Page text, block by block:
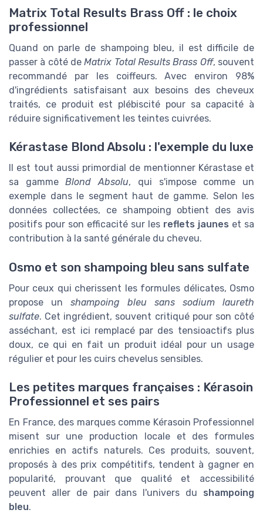
Matrix Total Results Brass Off : le choix
professionnel
Quand on parle de shampoing bleu, il est difficile de
passer à côté deMatrix Total Results Brass Off, souvent
recommandé par les coiffeurs. Avec environ 98%
d'ingrédients satisfaisant aux besoins des cheveux
traités, ce produit est plébiscité pour sa capacité à
réduire significativement les teintes cuivrées.
Kérastase Blond Absolu : l'exemple du luxe
Il est tout aussi primordial de mentionner Kérastase et
sa gammeBlond Absolu, qui s'impose comme un
exemple dans le segment haut de gamme. Selon les
données collectées, ce shampoing obtient des avis
positifs pour son efficacité sur les reflets jaunes et sa
contribution à la santé générale du cheveu.
Osmo et son shampoing bleu sans sulfate
Pour ceux qui cherissent les formules délicates, Osmo
propose un shampoing bleu sans sodium laureth
sulfate. Cet ingrédient, souvent critiqué pour son côté
asséchant, est ici remplacé par des tensioactifs plus
doux, ce qui en fait un produit idéal pour un usage
régulier et pour les cuirs chevelus sensibles.
Les petites marques françaises : Kérasoin
Professionnel et ses pairs
En France, des marques comme Kérasoin Professionnel
misent sur une production locale et des formules
enrichies en actifs naturels. Ces produits, souvent,
proposés à des prix compétitifs, tendent à gagner en
popularité, prouvant que qualité et accessibilité
peuvent aller de pair dans l'univers du shampoing
bleu.